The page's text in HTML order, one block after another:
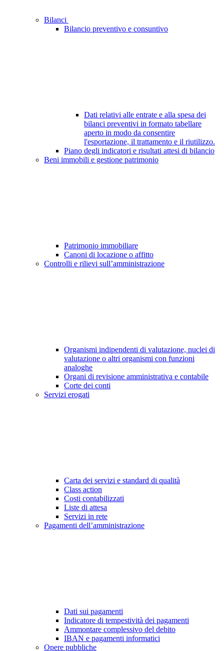
Bilanci
Bilancio preventivo e consuntivo
Dati relativi alle entrate e alla spesa dei
bilanci preventivi in formato tabellare
aperto in modo da consentire
l'esportazione, il trattamento e il riutilizzo.
Piano degli indicatori e risultati attesi di bilancio
Beni immobili e gestione patrimonio
Patrimonio immobiliare
Canoni di locazione o affitto
Controlli e rilievi sull’amministrazione
Organismi indipendenti di valutazione, nuclei di
valutazione o altri organismi con funzioni
analoghe
Organi di revisione amministrativa e contabile
Corte dei conti
Servizi erogati
Carta dei servizi e standard di qualità
Class action
Costi contabilizzati
Liste di attesa
Servizi in rete
Pagamenti dell’amministrazione
Dati sui pagamenti
Indicatore di tempestività dei pagamenti
Ammontare complessivo del debito
IBAN e pagamenti informatici
Opere pubbliche